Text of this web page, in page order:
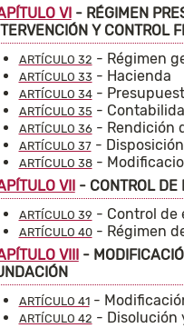
VI- RÉGIMEN
Y CONTROL
ARTÍCULO 32 - Régimen
ARTÍCULO 33 - Hacienda
ARTÍCULO 34-
ARTÍCULO 35 -
ARTÍCULO 36- Rendición
ARTÍCULO 37-
ARTÍCULO 38-
VII- CONTROL DE
ARTÍCULO 39 - Control de
ARTÍCULO 40- Régimen
VIII-
ARTÍCULO 41-
ARTÍCULO 42 - Disolución